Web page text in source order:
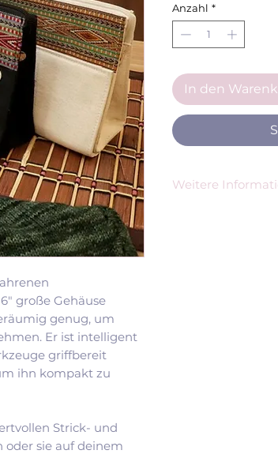
große Gehäuse
genug, um
Er ist intelligent
griffbereit
ihn kompakt zu
Strick- und
oder sie auf deinem
Anzahl *
In den
Weitere